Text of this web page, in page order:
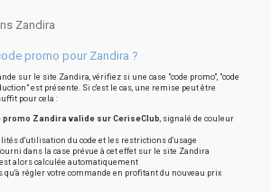
Zandira
promo pour Zandira ?
sur le site Zandira, vérifiez si une case "code promo", "code
est présente. Si c'est le cas, une remise peut être
pour cela :
promo Zandira valide sur CeriseClub, signalé de couleur
d'utilisation du code et les restrictions d'usage
dans la case prévue à cet effet sur le site Zandira
est alors calculée automatiquement
qu'à régler votre commande en profitant du nouveau prix